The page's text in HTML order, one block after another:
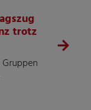
trotz
Gruppen